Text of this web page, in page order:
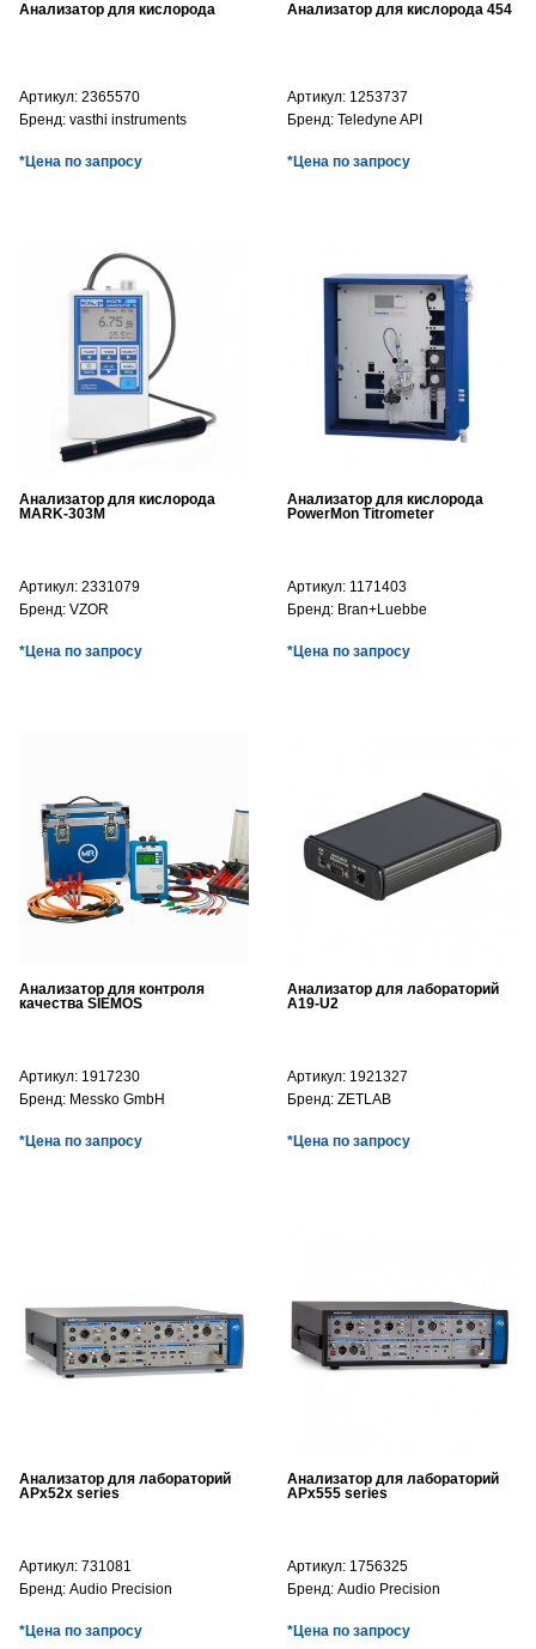
Анализатор для кислорода
Артикул: 2365570
Бренд: vasthi instruments
*Цена по запросу
Анализатор для кислорода 454
Артикул: 1253737
Бренд: Teledyne API
*Цена по запросу
Анализатор для кислорода
MARK-303М
Артикул: 2331079
Бренд: VZOR
*Цена по запросу
Анализатор для кислорода
PowerMon Titrometer
Артикул: 1171403
Бренд: Bran+Luebbe
*Цена по запросу
Анализатор для контроля
качества SIEMOS
Артикул: 1917230
Бренд: Messko GmbH
*Цена по запросу
Анализатор для лабораторий
A19-U2
Артикул: 1921327
Бренд: ZETLAB
*Цена по запросу
Анализатор для лабораторий
APx52x series
Артикул: 731081
Бренд: Audio Precision
*Цена по запросу
Анализатор для лабораторий
APx555 series
Артикул: 1756325
Бренд: Audio Precision
*Цена по запросу